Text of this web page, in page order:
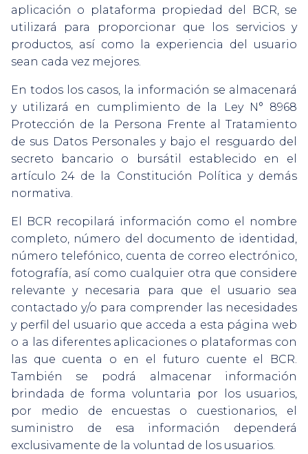
aplicación o plataforma propiedad del BCR, se
utilizará para proporcionar que los servicios y
productos, así como la experiencia del usuario
sean cada vez mejores.
En todos los casos, la información se almacenará
y utilizará en cumplimiento de la Ley N° 8968
Protección de la Persona Frente al Tratamiento
de sus Datos Personales y bajo el resguardo del
secreto bancario o bursátil establecido en el
artículo 24 de la Constitución Política y demás
normativa.
El BCR recopilará información como el nombre
completo, número del documento de identidad,
número telefónico, cuenta de correo electrónico,
fotografía, así como cualquier otra que considere
relevante y necesaria para que el usuario sea
contactado y/o para comprender las necesidades
y perfil del usuario que acceda a esta página web
o a las diferentes aplicaciones o plataformas con
las que cuenta o en el futuro cuente el BCR.
También se podrá almacenar información
brindada de forma voluntaria por los usuarios,
por medio de encuestas o cuestionarios, el
suministro de esa información dependerá
exclusivamente de la voluntad de los usuarios.